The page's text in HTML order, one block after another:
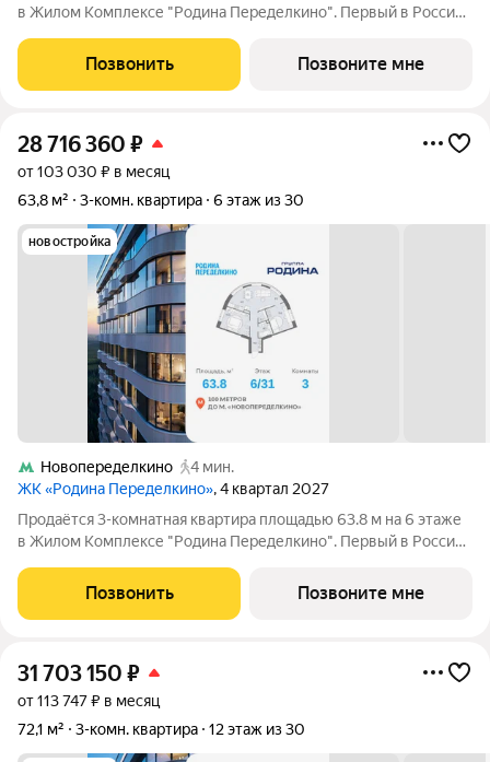
в Жилом Комплексе "Родина Переделкино". Первый в России
квартал бизнес-класса на Западе Москвы на границе с
Ульяновским лесопарком,
Позвонить Позвоните мне
28 716 360 ₽
от 103 030 ₽ в месяц
63,8 м²
3-комн. квартира 6 этаж из 30
новостройка
Новопеределкино
4 мин.
ЖК «Родина Переделкино», 4 квартал 2027
Продаётся 3-комнатная квартира площадью 63.8 м на 6 этаже
в Жилом Комплексе "Родина Переделкино". Первый в России
квартал бизнес-класса на Западе Москвы на границе с
Ульяновским лесопарком,
Позвонить Позвоните мне
31 703 150 ₽
от 113 747 ₽ в месяц
72,1 м²
3-комн. квартира 12 этаж из 30